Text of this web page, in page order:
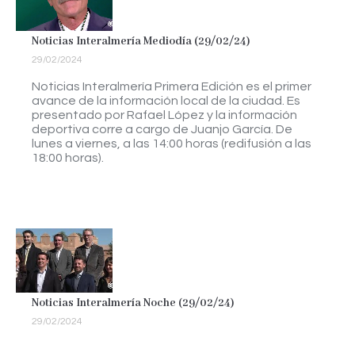
Noticias Interalmería Mediodía (29/02/24)
29/02/2024
Noticias Interalmería Primera Edición es el primer
avance de la información local de la ciudad. Es
presentado por Rafael López y la información
deportiva corre a cargo de Juanjo García. De
lunes a viernes, a las 14:00 horas (redifusión a las
18:00 horas).
Noticias Interalmería Noche (29/02/24)
29/02/2024